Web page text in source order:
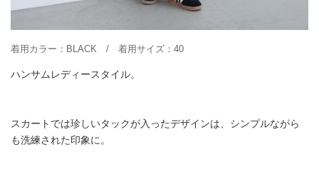
着用カラー：BLACK / 着用サイズ：40
ハンサムレディースタイル。
スカートでは珍しいタックが入ったデザインは、シンプルながら
も洗練された印象に。